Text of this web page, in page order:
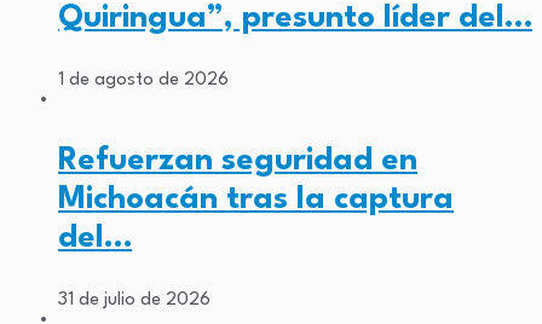
Quiringua”, presunto líder del…
1 de agosto de 2026
Refuerzan seguridad en
Michoacán tras la captura
del…
31 de julio de 2026